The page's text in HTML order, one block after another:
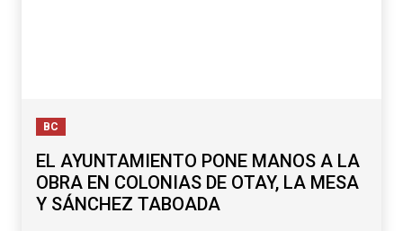
BC
EL AYUNTAMIENTO PONE MANOS A LA
OBRA EN COLONIAS DE OTAY, LA MESA
Y SÁNCHEZ TABOADA